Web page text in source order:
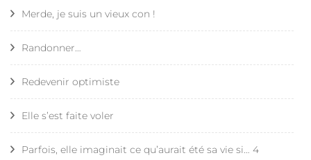
Merde, je suis un vieux con !
Randonner…
Redevenir optimiste
Elle s’est faite voler
Parfois, elle imaginait ce qu’aurait été sa vie si… 4